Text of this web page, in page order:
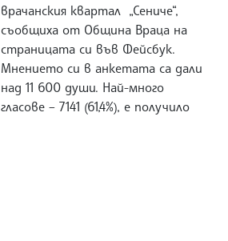
врачанския квартал „Сениче“,
съобщиха от Община Враца на
страницата си във Фейсбук.
Мнението си в анкетата са дали
над 11 600 души. Най-много
гласове – 7141 (61,4%), е получило